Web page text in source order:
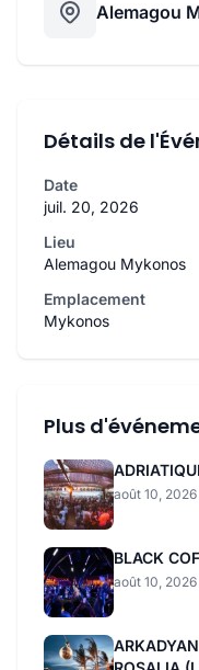
Alemagou
Détails de
Date
juil. 20, 2026
Lieu
Alemagou Mykonos
Emplacement
Mykonos
Plus
août 10, 2026
BLACK
août 10, 2026